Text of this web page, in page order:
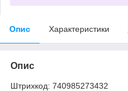
Опис Характеристики
Опис
Штрихкод: 740985273432